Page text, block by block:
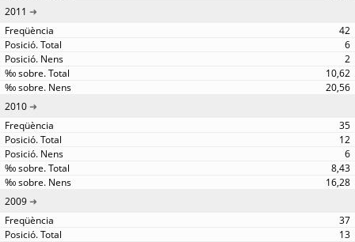
2011
42
6
2
10,62
20,56
2010
35
12
6
8,43
16,28
2009
37
13